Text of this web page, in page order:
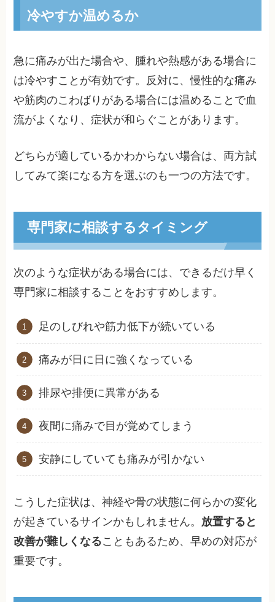
冷やすか温めるか
急に痛みが出た場合や、腫れや熱感がある場合に
は冷やすことが有効です。反対に、慢性的な痛み
や筋肉のこわばりがある場合には温めることで血
流がよくなり、症状が和らぐことがあります。
どちらが適しているかわからない場合は、両方試
してみて楽になる方を選ぶのも一つの方法です。
専門家に相談するタイミング
次のような症状がある場合には、できるだけ早く
専門家に相談することをおすすめします。
足のしびれや筋力低下が続いている
痛みが日に日に強くなっている
排尿や排便に異常がある
夜間に痛みで目が覚めてしまう
安静にしていても痛みが引かない
こうした症状は、神経や骨の状態に何らかの変化
が起きているサインかもしれません。 放置すると
改善が難しくなることもあるため、早めの対応が
重要です。